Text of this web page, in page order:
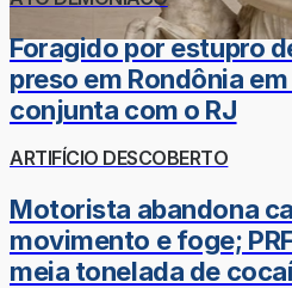
Foragido por estupro
preso em Rondônia
conjunta com o RJ
ARTIFÍCIO DESCOBERTO
Motorista abandona
movimento e foge;
meia tonelada de